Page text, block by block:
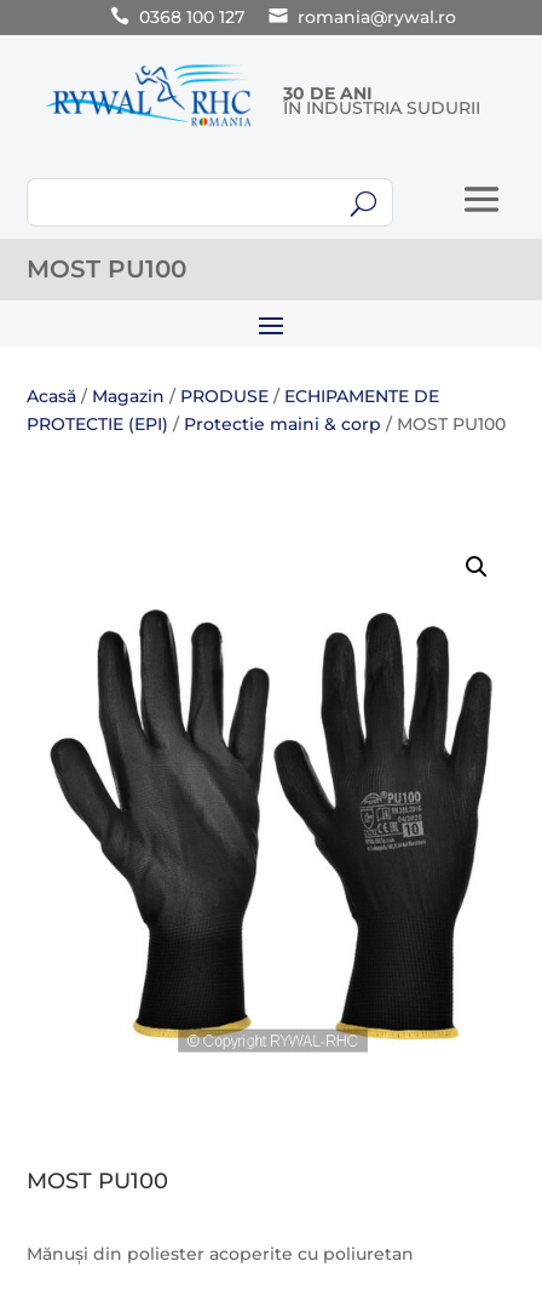
0368 100 127 romania@rywal.ro
30 DE ANI
ÎN INDUSTRIA SUDURII
U
MOST PU100
Acasă / Magazin / PRODUSE / ECHIPAMENTE DE
PROTECTIE (EPI) / Protectie maini & corp / MOST PU100
MOST PU100
Mănuși din poliester acoperite cu poliuretan